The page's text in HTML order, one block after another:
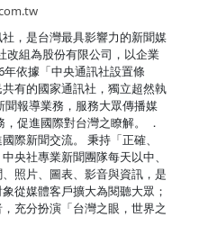
，是台灣最具影響力的新聞媒
改組為股份有限公司，以企業
依據「中央通訊社設置條
有的國家通訊社，獨立超然執
報導業務，服務大眾傳播媒
促進國際對台灣之瞭解。 ．
際新聞交流。 秉持「正確、
央社專業新聞團隊每天以中、
照片、圖表、影音與資訊，是
從媒體客戶擴大為閱聽大眾；
充分扮演「台灣之眼，世界之